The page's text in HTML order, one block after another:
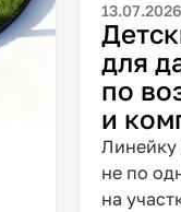
13.07.2026
для
по
и
Линейку
не по
на